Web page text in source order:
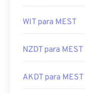
WIT para MEST
NZDT para MEST
AKDT para MEST